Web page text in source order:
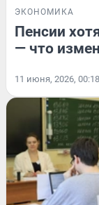
ЭКОНОМИКА
Пенсии
— что
11 июня, 2026, 00:18